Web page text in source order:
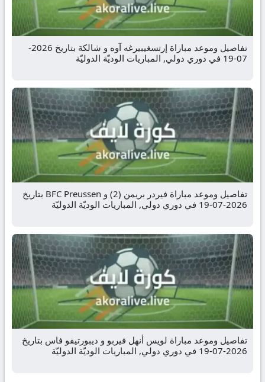
تفاصيل وموعد مباراة إرتسغيبيرغه آوه و شالكة بتاريخ 2026-
07-19 في دوري دولي, المباريات الوديّة الدوليّة
تفاصيل وموعد مباراة فيردر بريمن (2) و BFC Preussen بتاريخ
2026-07-19 في دوري دولي, المباريات الوديّة الدوليّة
تفاصيل وموعد مباراة لويس أنهل فيربو و ديبورتيفو فاس بتاريخ
2026-07-19 في دوري دولي, المباريات الوديّة الدوليّة